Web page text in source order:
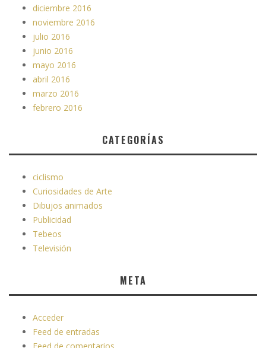
diciembre 2016
noviembre 2016
julio 2016
junio 2016
mayo 2016
abril 2016
marzo 2016
febrero 2016
CATEGORÍAS
ciclismo
Curiosidades de Arte
Dibujos animados
Publicidad
Tebeos
Televisión
META
Acceder
Feed de entradas
Feed de comentarios